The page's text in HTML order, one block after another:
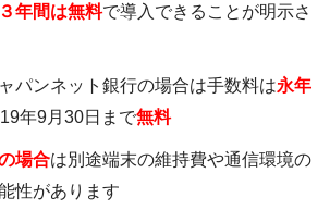
３年間は無料で導入できることが明示さ
パンネット銀行の場合は手数料は永年
年9月30日まで無料
場合は別途端末の維持費や通信環境の
性があります